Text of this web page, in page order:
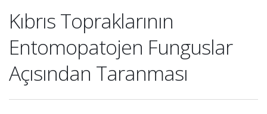
Kıbrıs Topraklarının
Entomopatojen Funguslar
Açısından Taranması